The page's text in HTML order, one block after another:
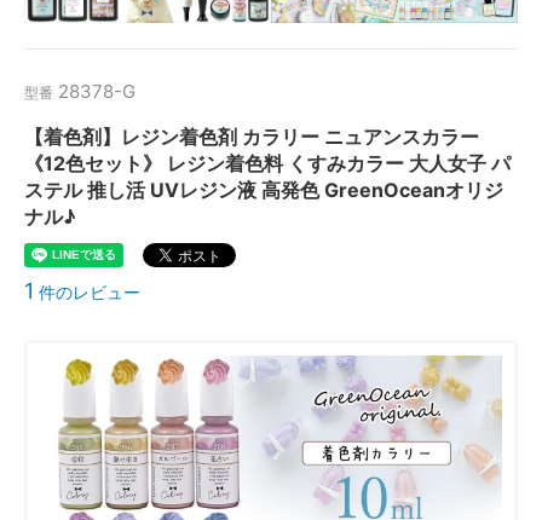
型番 28378-G
【着色剤】レジン着色剤 カラリー ニュアンスカラー
《12色セット》 レジン着色料 くすみカラー 大人女子 パ
ステル 推し活 UVレジン液 高発色 GreenOceanオリジ
ナル♪
1 件のレビュー